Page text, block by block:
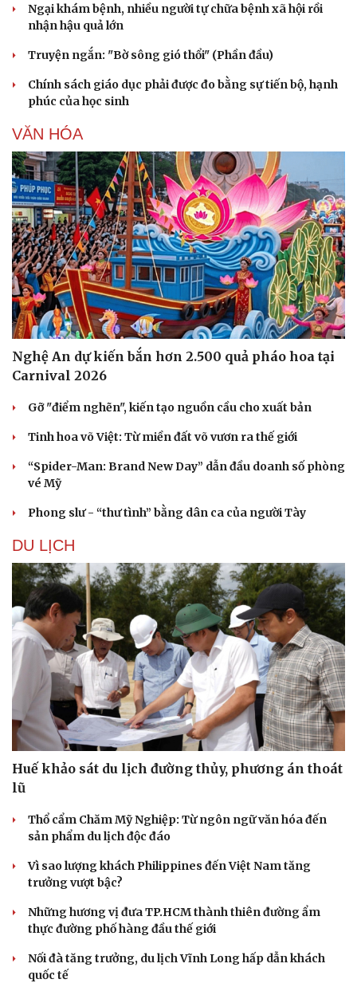
Văn hóa
Văn học
Âm nhạc
Di sản
Giải trí
Sao Việt
Ngại khám bệnh, nhiều người tự chữa bệnh xã hội rồi
nhận hậu quả lớn
Truyện ngắn: "Bờ sông gió thổi" (Phần đầu)
Chính sách giáo dục phải được đo bằng sự tiến bộ, hạnh
phúc của học sinh
VĂN HÓA
Nghệ An dự kiến bắn hơn 2.500 quả pháo hoa tại
Carnival 2026
Gỡ "điểm nghẽn", kiến tạo nguồn cầu cho xuất bản
Tinh hoa võ Việt: Từ miền đất võ vươn ra thế giới
“Spider-Man: Brand New Day” dẫn đầu doanh số phòng
vé Mỹ
Phong slư - “thư tình” bằng dân ca của người Tày
DU LỊCH
Huế khảo sát du lịch đường thủy, phương án thoát
lũ
Thổ cẩm Chăm Mỹ Nghiệp: Từ ngôn ngữ văn hóa đến
sản phẩm du lịch độc đáo
Vì sao lượng khách Philippines đến Việt Nam tăng
trưởng vượt bậc?
Những hương vị đưa TP.HCM thành thiên đường ẩm
thực đường phố hàng đầu thế giới
Nối đà tăng trưởng, du lịch Vĩnh Long hấp dẫn khách
quốc tế